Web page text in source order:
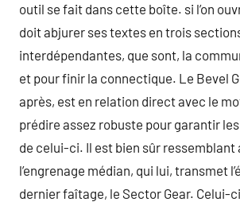
outil se fait dans cette boîte. si l’on
doit abjurer ses textes en trois
interdépendantes, que sont, la
et pour finir la connectique. Le Bevel
après, est en relation direct avec le
prédire assez robuste pour garantir
de celui-ci. Il est bien sûr ressemblant
l’engrenage médian, qui lui, transmet
dernier faîtage, le Sector Gear. Celui-